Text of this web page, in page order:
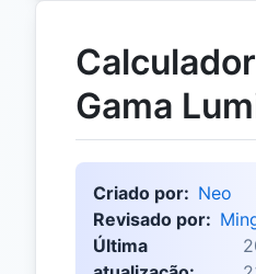
Gama
Criado por: Neo
Revisado por:
Última